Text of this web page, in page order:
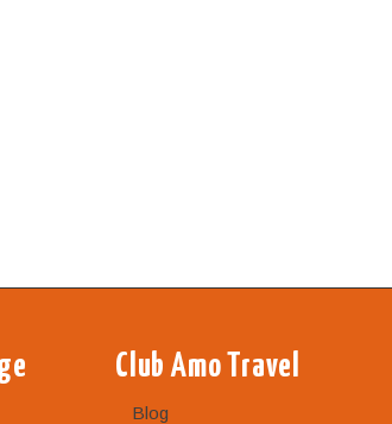
Club Amo Travel
Blog